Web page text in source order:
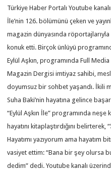
Türkiye Haber Portalı Youtube
İle’nin 126. bölümünü çeken ve
magazin dünyasında
konuk etti. Birçok ünlüyü
Eylül Aşkın, programında Full
Magazin Dergisi imtiyaz sahibi,
doyumsuz bir sohbet yaşandı. İkili
Suha Baki’nin hayatına gelince
“Eylül Aşkın İle” programında neşe
hayatını kitaplaştırdığını
Hayatımı yazıyorum ama hayatım
vasiyet ettim: “Bana bir şey olursa
dedim” dedi. Youtube kanalı